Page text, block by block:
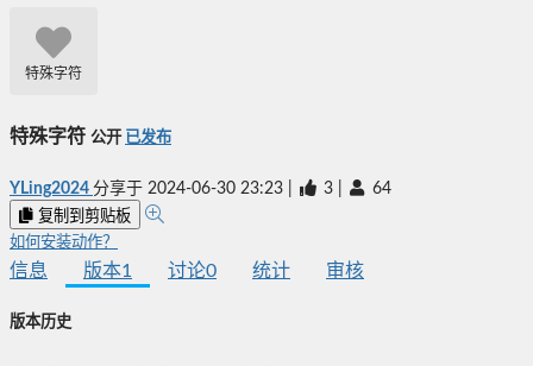
特殊字符
特殊字符 公开 已发布
YLing2024 分享于 2024-06-30 23:23 3 64
复制到剪贴板
如何安装动作？
信息 版本1 讨论0 统计 审核
版本历史